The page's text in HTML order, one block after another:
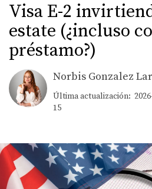
Visa E-2
estate (¿incluso
préstamo?)
Norbis Gonzalez
Última actualización:
15